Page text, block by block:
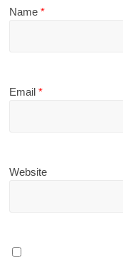
Name*
Email*
Website